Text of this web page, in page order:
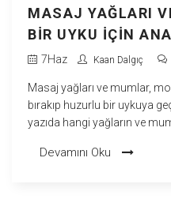
MASAJ YAĞLARI
BIR UYKU İÇIN
7Haz Kaan Dalgıç
Masaj yağları ve mumlar,
bırakıp huzurlu bir uykuya
yazıda hangi yağların ve
önerilerle ele alıyorum. İster
Devamını Oku